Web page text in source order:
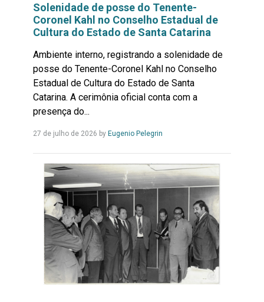
Solenidade de posse do Tenente-
Coronel Kahl no Conselho Estadual de
Cultura do Estado de Santa Catarina
Ambiente interno, registrando a solenidade de
posse do Tenente-Coronel Kahl no Conselho
Estadual de Cultura do Estado de Santa
Catarina. A cerimônia oficial conta com a
presença do...
27 de julho de 2026 by Eugenio PelegrinLeia